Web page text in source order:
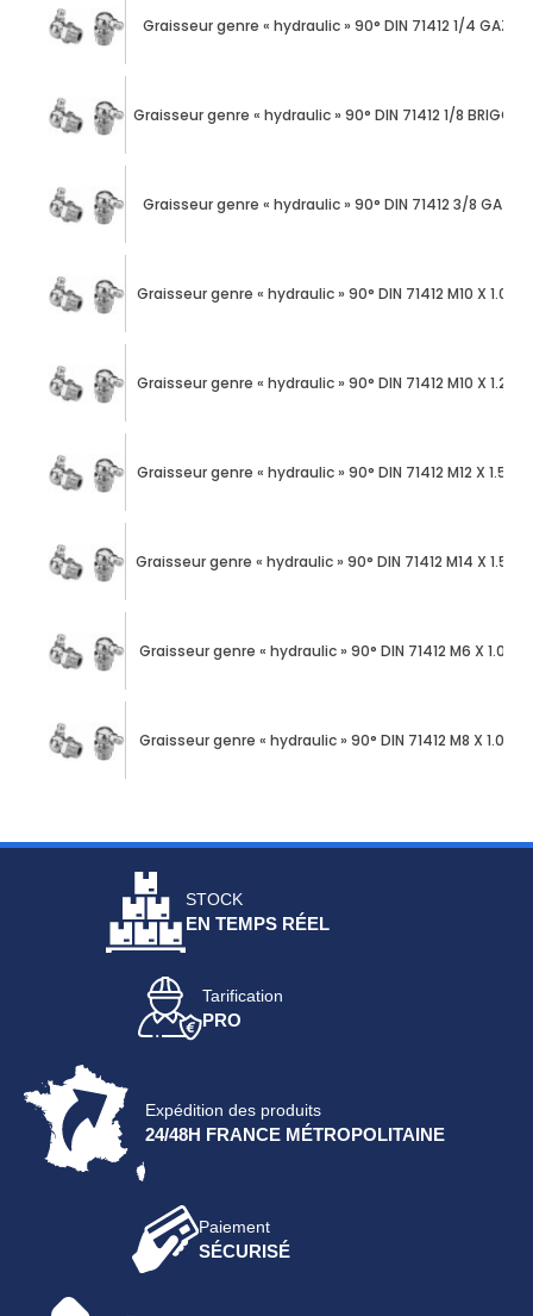
Graisseur genre « hydraulic » 90° DIN 71412 1/4 GAZ
Graisseur genre « hydraulic » 90° DIN 71412 1/8
Graisseur genre « hydraulic » 90° DIN 71412 3/8 GAZ
Graisseur genre « hydraulic » 90° DIN 71412 M10 X 1.00
Graisseur genre « hydraulic » 90° DIN 71412 M10 X 1.25
Graisseur genre « hydraulic » 90° DIN 71412 M12 X 1.50
Graisseur genre « hydraulic » 90° DIN 71412 M14 X 1.50
Graisseur genre « hydraulic » 90° DIN 71412 M6 X 1.00
Graisseur genre « hydraulic » 90° DIN 71412 M8 X 1.00
STOCK
EN TEMPS RÉEL
Tarification
PRO
Expédition des produits
24/48H FRANCE MÉTROPOLITAINE
Paiement
SÉCURISÉ